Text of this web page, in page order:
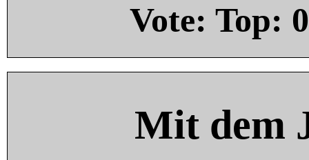
Vote: Top: 0
Mit dem